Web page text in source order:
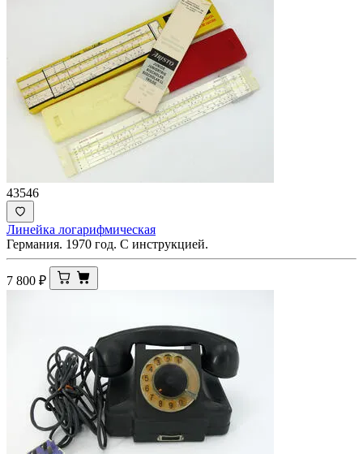
43546
Линейка логарифмическая
Германия. 1970 год. С инструкцией.
7 800 ₽